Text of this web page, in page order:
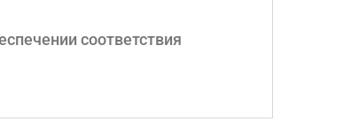
соответствия